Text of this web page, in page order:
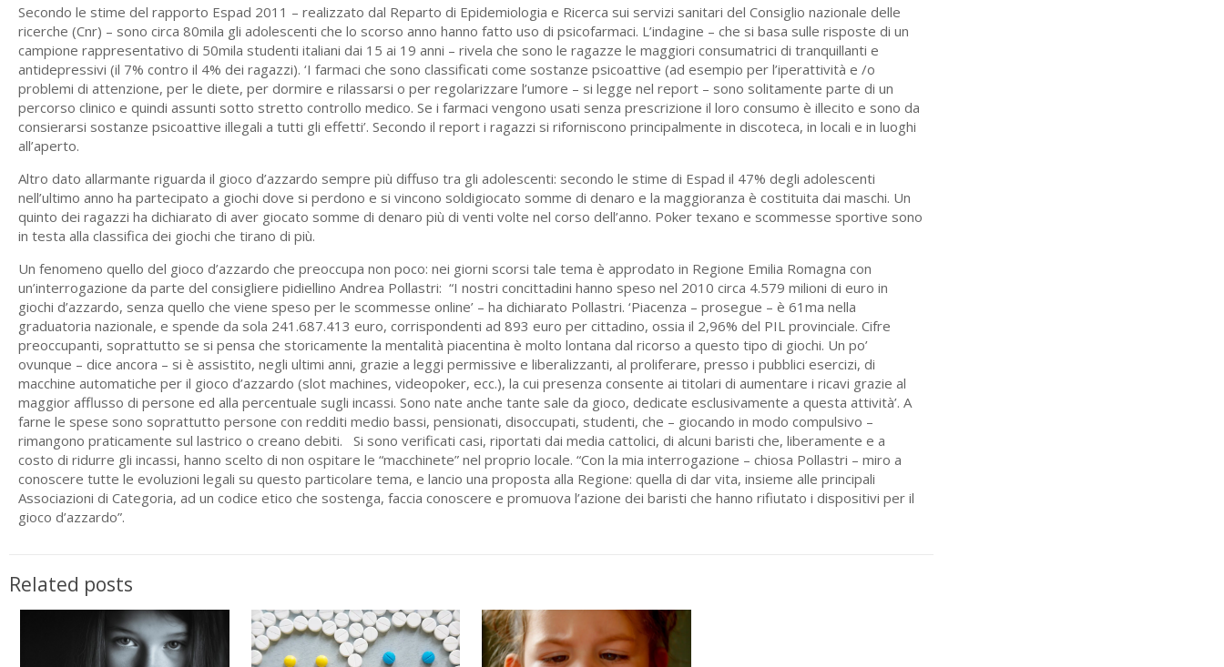
Secondo le stime del rapporto Espad 2011 – realizzato dal Reparto di Epidemiologia e Ricerca sui servizi sanitari del Consiglio nazionale delle
ricerche (Cnr) – sono circa 80mila gli adolescenti che lo scorso anno hanno fatto uso di psicofarmaci. L’indagine – che si basa sulle risposte di un
campione rappresentativo di 50mila studenti italiani dai 15 ai 19 anni – rivela che sono le ragazze le maggiori consumatrici di tranquillanti e
antidepressivi (il 7% contro il 4% dei ragazzi). ‘I farmaci che sono classificati come sostanze psicoattive (ad esempio per l’iperattività e /o
problemi di attenzione, per le diete, per dormire e rilassarsi o per regolarizzare l’umore – si legge nel report – sono solitamente parte di un
percorso clinico e quindi assunti sotto stretto controllo medico. Se i farmaci vengono usati senza prescrizione il loro consumo è illecito e sono da
consierarsi sostanze psicoattive illegali a tutti gli effetti’. Secondo il report i ragazzi si riforniscono principalmente in discoteca, in locali e in luoghi
all’aperto.
Altro dato allarmante riguarda il gioco d’azzardo sempre più diffuso tra gli adolescenti: secondo le stime di Espad il 47% degli adolescenti
nell’ultimo anno ha partecipato a giochi dove si perdono e si vincono soldigiocato somme di denaro e la maggioranza è costituita dai maschi. Un
quinto dei ragazzi ha dichiarato di aver giocato somme di denaro più di venti volte nel corso dell’anno. Poker texano e scommesse sportive sono
in testa alla classifica dei giochi che tirano di più.
Un fenomeno quello del gioco d’azzardo che preoccupa non poco: nei giorni scorsi tale tema è approdato in Regione Emilia Romagna con
un’interrogazione da parte del consigliere pidiellino Andrea Pollastri: “I nostri concittadini hanno speso nel 2010 circa 4.579 milioni di euro in
giochi d’azzardo, senza quello che viene speso per le scommesse online’ – ha dichiarato Pollastri. ‘Piacenza – prosegue – è 61ma nella
graduatoria nazionale, e spende da sola 241.687.413 euro, corrispondenti ad 893 euro per cittadino, ossia il 2,96% del PIL provinciale. Cifre
preoccupanti, soprattutto se si pensa che storicamente la mentalità piacentina è molto lontana dal ricorso a questo tipo di giochi. Un po’
ovunque – dice ancora – si è assistito, negli ultimi anni, grazie a leggi permissive e liberalizzanti, al proliferare, presso i pubblici esercizi, di
macchine automatiche per il gioco d’azzardo (slot machines, videopoker, ecc.), la cui presenza consente ai titolari di aumentare i ricavi grazie al
maggior afflusso di persone ed alla percentuale sugli incassi. Sono nate anche tante sale da gioco, dedicate esclusivamente a questa attività’. A
farne le spese sono soprattutto persone con redditi medio bassi, pensionati, disoccupati, studenti, che – giocando in modo compulsivo –
rimangono praticamente sul lastrico o creano debiti. Si sono verificati casi, riportati dai media cattolici, di alcuni baristi che, liberamente e a
costo di ridurre gli incassi, hanno scelto di non ospitare le “macchinete” nel proprio locale. “Con la mia interrogazione – chiosa Pollastri – miro a
conoscere tutte le evoluzioni legali su questo particolare tema, e lancio una proposta alla Regione: quella di dar vita, insieme alle principali
Associazioni di Categoria, ad un codice etico che sostenga, faccia conoscere e promuova l’azione dei baristi che hanno rifiutato i dispositivi per il
gioco d’azzardo”.
Related posts